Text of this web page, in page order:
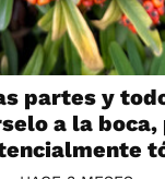
partes y
a la